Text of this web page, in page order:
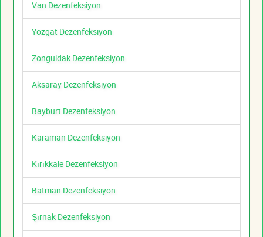
Van Dezenfeksiyon
Yozgat Dezenfeksiyon
Zonguldak Dezenfeksiyon
Aksaray Dezenfeksiyon
Bayburt Dezenfeksiyon
Karaman Dezenfeksiyon
Kırıkkale Dezenfeksiyon
Batman Dezenfeksiyon
Şırnak Dezenfeksiyon